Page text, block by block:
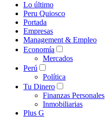
Lo último
Peru Quiosco
Portada
Empresas
Management & Empleo
Economía
Mercados
Perú
Política
Tu Dinero
Finanzas Personales
Inmobiliarias
Plus G